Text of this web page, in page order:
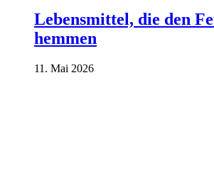
Lebensmittel, die den
hemmen
11. Mai 2026